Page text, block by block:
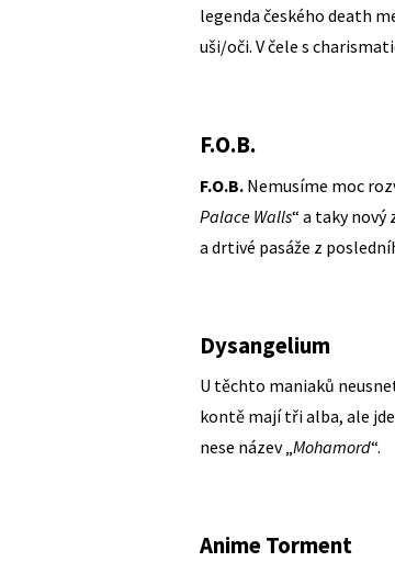
legenda českého death
uši/oči. V čele s
F.O.B.
F.O.B. Nemusíme moc
Palace Walls“ a taky
a drtivé pasáže z
Dysangelium
U těchto maniaků
kontě mají tři alba, ale
nese název „ Mohamord“.
Anime Torment